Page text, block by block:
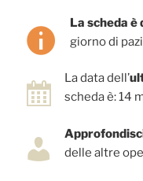
La scheda è
giorno di
La data dell’
scheda è: 14
delle altre